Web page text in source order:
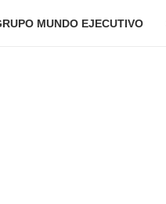
MUNDO EJECUTIVO